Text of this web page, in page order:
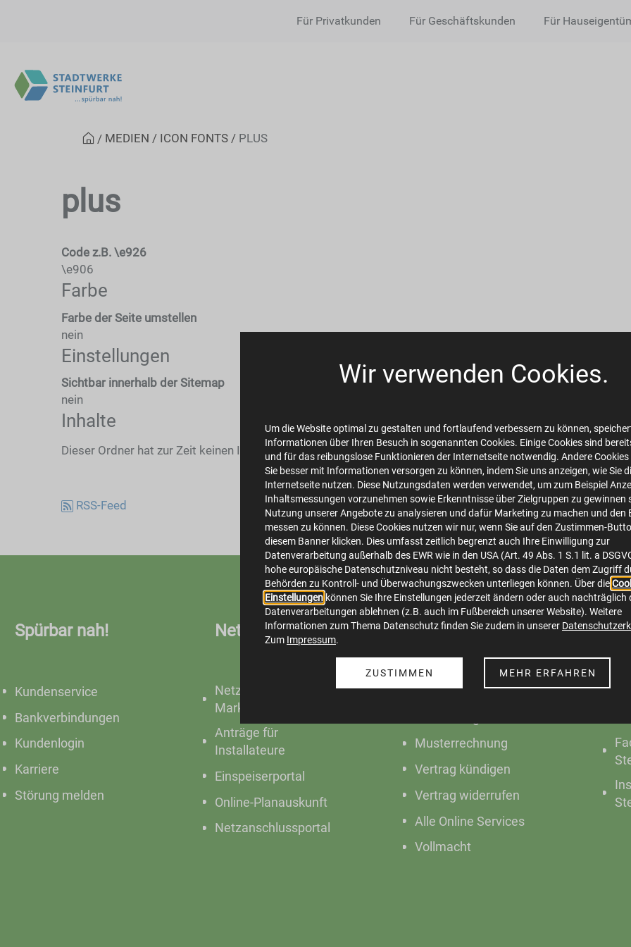
Wir verwenden Cookies.
Um die Website optimal zu gestalten und fortlaufend verbessern zu können,
Informationen über Ihren Besuch in sogenannten Cookies. Einige Cookies sind
und für das reibungslose Funktionieren der Internetseite notwendig. Andere Cookies
Sie besser mit Informationen versorgen zu können, indem Sie uns anzeigen, wie Sie
Internetseite nutzen. Diese Nutzungsdaten werden verwendet, um zum Beispiel
Inhaltsmessungen vorzunehmen sowie Erkenntnisse über Zielgruppen zu gewinnen
Nutzung unserer Angebote zu analysieren und dafür Marketing zu machen und den
messen zu können. Diese Cookies nutzen wir nur, wenn Sie auf den Zustimmen-
diesem Banner klicken. Dies umfasst zeitlich begrenzt auch Ihre Einwilligung zur
Datenverarbeitung außerhalb des EWR wie in den USA (Art. 49 Abs. 1 S.1 lit. a
hohe europäische Datenschutzniveau nicht besteht, so dass die Daten dem Zugriff
Behörden zu Kontroll- und Überwachungszwecken unterliegen können. Über die
Einstellungen können Sie Ihre Einstellungen jederzeit ändern oder auch nachträglich
Datenverarbeitungen ablehnen (z.B. auch im Fußbereich unserer Website). Weitere
Informationen zum Thema Datenschutz finden Sie zudem in unserer
Zum Impressum.
ZUSTIMMEN MEHR ERFAHREN
Für Privatkunden Für Geschäftskunden Für
MEDIEN ICON FONTS PLUS
plus
Code z.B. \e926
\e906
Farbe
Farbe der Seite umstellen
nein
Einstellungen
Sichtbar innerhalb der Sitemap
nein
Inhalte
Dieser Ordner hat zur Zeit keinen Inhalt.
RSS-Feed
Spürbar nah!
Kundenservice
Bankverbindungen
Kundenlogin
Karriere
Störung melden
Netze
Netze &
Marktkommunikation
Anträge für
Installateure
Einspeiserportal
Online-Planauskunft
Netzanschlussportal
Online Service
Anmeldung
Musterrechnung
Vertrag kündigen
Vertrag widerrufen
Alle Online Services
Vollmacht